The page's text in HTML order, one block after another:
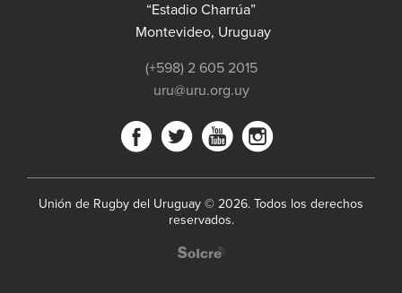
“Estadio Charrúa”
Montevideo, Uruguay
(+598) 2 605 2015
uru@uru.org.uy
Unión de Rugby del Uruguay © 2026. Todos los derechos
reservados.